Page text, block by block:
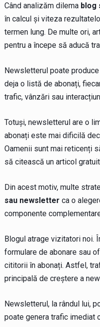
Când analizăm dilema blog
în calcul și viteza
termen lung. De multe ori,
pentru a începe să aducă
Newsletterul poate
deja o listă de abonați,
trafic, vânzări sau
Totuși, newsletterul are o
abonați este mai dificilă
Oamenii sunt mai reticenți
să citească un articol
Din acest motiv, multe
sau newsletter ca o
componente
Blogul atrage vizitatori noi.
formulare de abonare sau
cititorii în abonați. Astfel,
principală de creștere a
Newsletterul, la rândul lui,
poate genera trafic imediat